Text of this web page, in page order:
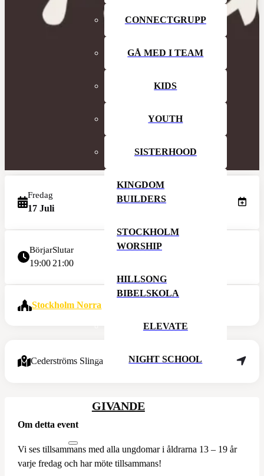
CONNECTGRUPP
GÅ MED I TEAM
KIDS
YOUTH
SISTERHOOD
KINGDOM
BUILDERS
STOCKHOLM
WORSHIP
HILLSONG
BIBELSKOLA
ELEVATE
NIGHT SCHOOL
GIVANDE
Fredag
17 Juli
Börjar
19:00
Slutar
21:00
Stockholm Norra
Cederströms Slinga 8
Om detta event
Vi ses tillsammans med alla ungdomar i åldrarna 13 – 19 år
varje fredag och har möte tillsammans!